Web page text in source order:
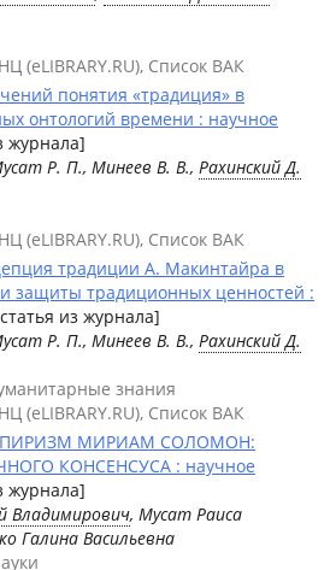
(eLIBRARY.RU), Список ВАК
понятия «традиция» в
онтологий времени : научное
журнала]
Р. П., Минеев В. В., Рахинский Д.
(eLIBRARY.RU), Список ВАК
традиции А. Макинтайра в
защиты традиционных ценностей :
из журнала]
Р. П., Минеев В. В., Рахинский Д.
знания
(eLIBRARY.RU), Список ВАК
МИРИАМ СОЛОМОН:
КОНСЕНСУСА : научное
журнала]
Владимирович, Мусат Раиса
Галина Васильевна